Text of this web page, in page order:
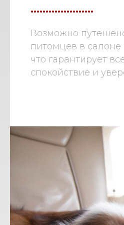
.....................
Возможно
питомцев в салоне
что гарантирует
спокойствие и